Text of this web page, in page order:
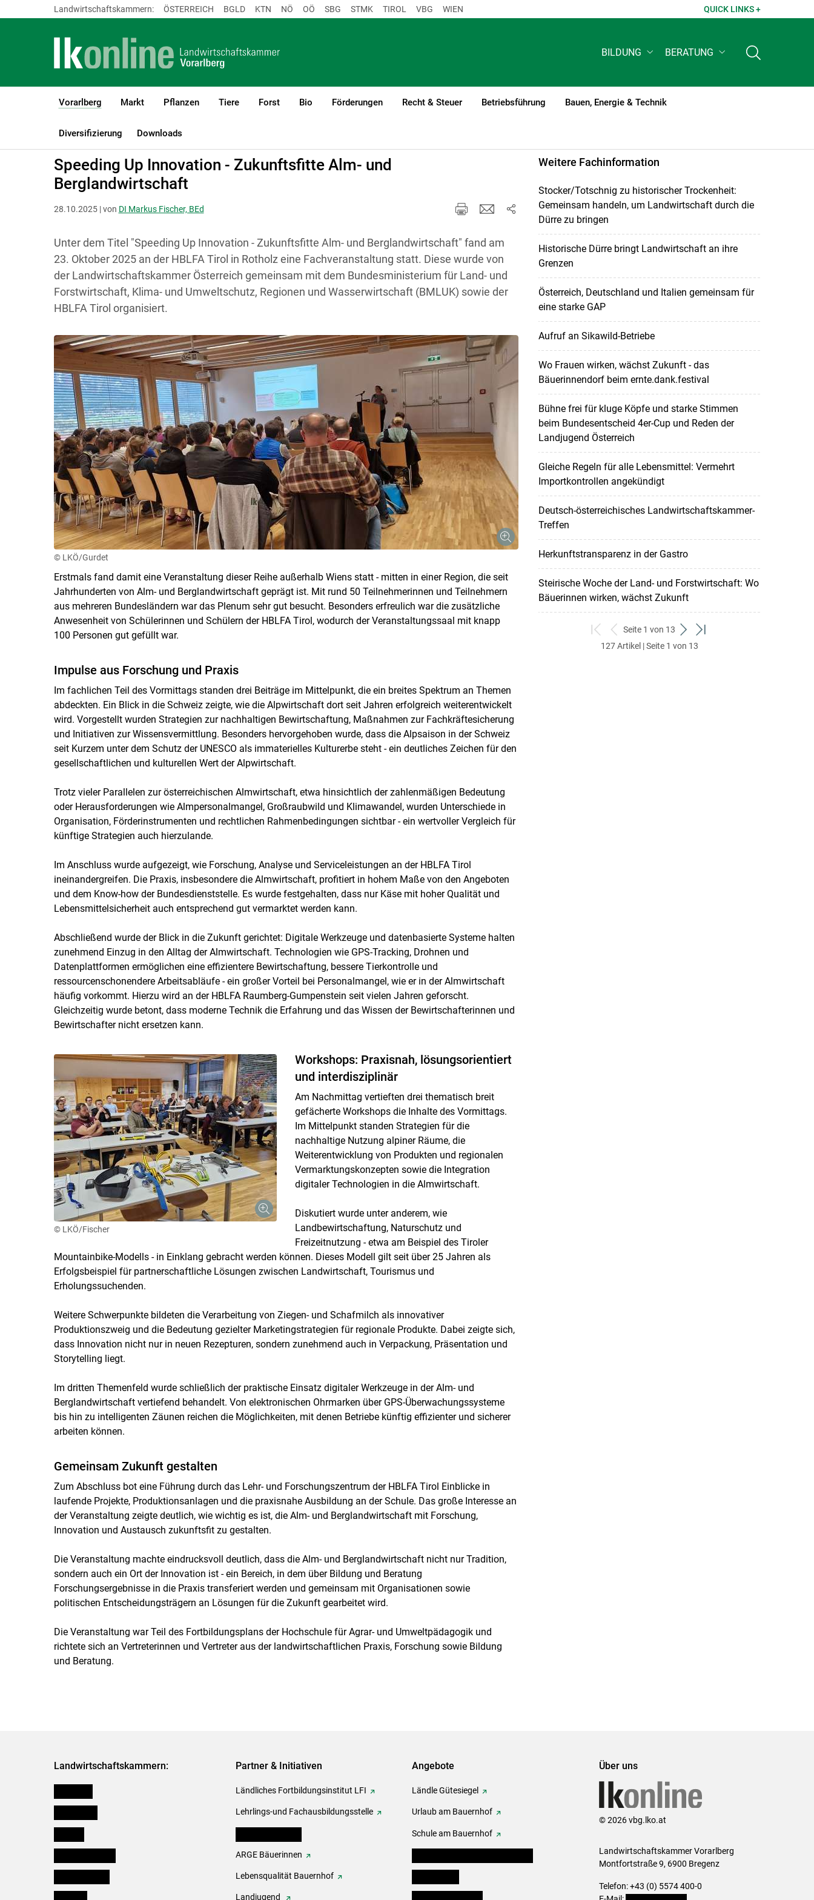
Landwirtschaftskammern: ÖSTERREICH BGLD KTN NÖ OÖ SBG STMK TIROL VBG WIEN QUICK LINKS +
BILDUNG BERATUNG
Vorarlberg
(current)1
Markt Pflanzen Tiere Forst Bio Förderungen Recht & Steuer Betriebsführung Bauen, Energie & Technik
Diversifizierung Downloads
LK Vorarlberg Vorarlberg
Speeding Up Innovation - Zukunftsfitte Alm- und
Berglandwirtschaft
28.10.2025 | von DI Markus Fischer, BEd
Unter dem Titel "Speeding Up Innovation - Zukunftsfitte Alm- und Berglandwirtschaft" fand am
23. Oktober 2025 an der HBLFA Tirol in Rotholz eine Fachveranstaltung statt. Diese wurde von
der Landwirtschaftskammer Österreich gemeinsam mit dem Bundesministerium für Land- und
Forstwirtschaft, Klima- und Umweltschutz, Regionen und Wasserwirtschaft (BMLUK) sowie der
HBLFA Tirol organisiert.
© LKÖ/Gurdet
Erstmals fand damit eine Veranstaltung dieser Reihe außerhalb Wiens statt - mitten in einer Region, die seit
Jahrhunderten von Alm- und Berglandwirtschaft geprägt ist. Mit rund 50 Teilnehmerinnen und Teilnehmern
aus mehreren Bundesländern war das Plenum sehr gut besucht. Besonders erfreulich war die zusätzliche
Anwesenheit von Schülerinnen und Schülern der HBLFA Tirol, wodurch der Veranstaltungssaal mit knapp
100 Personen gut gefüllt war.
Impulse aus Forschung und Praxis
Im fachlichen Teil des Vormittags standen drei Beiträge im Mittelpunkt, die ein breites Spektrum an Themen
abdeckten. Ein Blick in die Schweiz zeigte, wie die Alpwirtschaft dort seit Jahren erfolgreich weiterentwickelt
wird. Vorgestellt wurden Strategien zur nachhaltigen Bewirtschaftung, Maßnahmen zur Fachkräftesicherung
und Initiativen zur Wissensvermittlung. Besonders hervorgehoben wurde, dass die Alpsaison in der Schweiz
seit Kurzem unter dem Schutz der UNESCO als immaterielles Kulturerbe steht - ein deutliches Zeichen für den
gesellschaftlichen und kulturellen Wert der Alpwirtschaft.
Trotz vieler Parallelen zur österreichischen Almwirtschaft, etwa hinsichtlich der zahlenmäßigen Bedeutung
oder Herausforderungen wie Almpersonalmangel, Großraubwild und Klimawandel, wurden Unterschiede in
Organisation, Förderinstrumenten und rechtlichen Rahmenbedingungen sichtbar - ein wertvoller Vergleich für
künftige Strategien auch hierzulande.
Im Anschluss wurde aufgezeigt, wie Forschung, Analyse und Serviceleistungen an der HBLFA Tirol
ineinandergreifen. Die Praxis, insbesondere die Almwirtschaft, profitiert in hohem Maße von den Angeboten
und dem Know-how der Bundesdienststelle. Es wurde festgehalten, dass nur Käse mit hoher Qualität und
Lebensmittelsicherheit auch entsprechend gut vermarktet werden kann.
Abschließend wurde der Blick in die Zukunft gerichtet: Digitale Werkzeuge und datenbasierte Systeme halten
zunehmend Einzug in den Alltag der Almwirtschaft. Technologien wie GPS-Tracking, Drohnen und
Datenplattformen ermöglichen eine effizientere Bewirtschaftung, bessere Tierkontrolle und
ressourcenschonendere Arbeitsabläufe - ein großer Vorteil bei Personalmangel, wie er in der Almwirtschaft
häufig vorkommt. Hierzu wird an der HBLFA Raumberg-Gumpenstein seit vielen Jahren geforscht.
Gleichzeitig wurde betont, dass moderne Technik die Erfahrung und das Wissen der Bewirtschafterinnen und
Bewirtschafter nicht ersetzen kann.
© LKÖ/Fischer
Workshops: Praxisnah, lösungsorientiert
und interdisziplinär
Am Nachmittag vertieften drei thematisch breit
gefächerte Workshops die Inhalte des Vormittags.
Im Mittelpunkt standen Strategien für die
nachhaltige Nutzung alpiner Räume, die
Weiterentwicklung von Produkten und regionalen
Vermarktungskonzepten sowie die Integration
digitaler Technologien in die Almwirtschaft.
Diskutiert wurde unter anderem, wie
Landbewirtschaftung, Naturschutz und
Freizeitnutzung - etwa am Beispiel des Tiroler
Mountainbike-Modells - in Einklang gebracht werden können. Dieses Modell gilt seit über 25 Jahren als
Erfolgsbeispiel für partnerschaftliche Lösungen zwischen Landwirtschaft, Tourismus und
Erholungssuchenden.
Weitere Schwerpunkte bildeten die Verarbeitung von Ziegen- und Schafmilch als innovativer
Produktionszweig und die Bedeutung gezielter Marketingstrategien für regionale Produkte. Dabei zeigte sich,
dass Innovation nicht nur in neuen Rezepturen, sondern zunehmend auch in Verpackung, Präsentation und
Storytelling liegt.
Im dritten Themenfeld wurde schließlich der praktische Einsatz digitaler Werkzeuge in der Alm- und
Berglandwirtschaft vertiefend behandelt. Von elektronischen Ohrmarken über GPS-Überwachungssysteme
bis hin zu intelligenten Zäunen reichen die Möglichkeiten, mit denen Betriebe künftig effizienter und sicherer
arbeiten können.
Gemeinsam Zukunft gestalten
Zum Abschluss bot eine Führung durch das Lehr- und Forschungszentrum der HBLFA Tirol Einblicke in
laufende Projekte, Produktionsanlagen und die praxisnahe Ausbildung an der Schule. Das große Interesse an
der Veranstaltung zeigte deutlich, wie wichtig es ist, die Alm- und Berglandwirtschaft mit Forschung,
Innovation und Austausch zukunftsfit zu gestalten.
Die Veranstaltung machte eindrucksvoll deutlich, dass die Alm- und Berglandwirtschaft nicht nur Tradition,
sondern auch ein Ort der Innovation ist - ein Bereich, in dem über Bildung und Beratung
Forschungsergebnisse in die Praxis transferiert werden und gemeinsam mit Organisationen sowie
politischen Entscheidungsträgern an Lösungen für die Zukunft gearbeitet wird.
Die Veranstaltung war Teil des Fortbildungsplans der Hochschule für Agrar- und Umweltpädagogik und
richtete sich an Vertreterinnen und Vertreter aus der landwirtschaftlichen Praxis, Forschung sowie Bildung
und Beratung.
Weitere Fachinformation
Stocker/Totschnig zu historischer Trockenheit:
Gemeinsam handeln, um Landwirtschaft durch die
Dürre zu bringen
Historische Dürre bringt Landwirtschaft an ihre
Grenzen
Österreich, Deutschland und Italien gemeinsam für
eine starke GAP
Aufruf an Sikawild-Betriebe
Wo Frauen wirken, wächst Zukunft - das
Bäuerinnendorf beim ernte.dank.festival
Bühne frei für kluge Köpfe und starke Stimmen
beim Bundesentscheid 4er-Cup und Reden der
Landjugend Österreich
Gleiche Regeln für alle Lebensmittel: Vermehrt
Importkontrollen angekündigt
Deutsch-österreichisches Landwirtschaftskammer-
Treffen
Herkunftstransparenz in der Gastro
Steirische Woche der Land- und Forstwirtschaft: Wo
Bäuerinnen wirken, wächst Zukunft
zum
ersten
zurück
zum
Seite 1 von 13
weiter
zum
zum
127 Artikel | Seite 1 von 13
Landwirtschaftskammern: Partner & Initiativen
Ländliches Fortbildungsinstitut LFI
Lehrlings-und Fachausbildungsstelle
ARGE Bäuerinnen
Lebensqualität Bauernhof
Landjugend
Angebote
Ländle Gütesiegel
Urlaub am Bauernhof
Schule am Bauernhof
Über uns
© 2026 vbg.lko.at
Landwirtschaftskammer Vorarlberg
Montfortstraße 9, 6900 Bregenz
Telefon: +43 (0) 5574 400-0